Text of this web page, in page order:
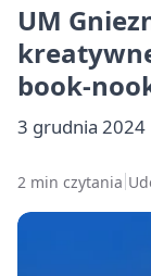
UM
book-
3 grudnia 2024
2 min czytania